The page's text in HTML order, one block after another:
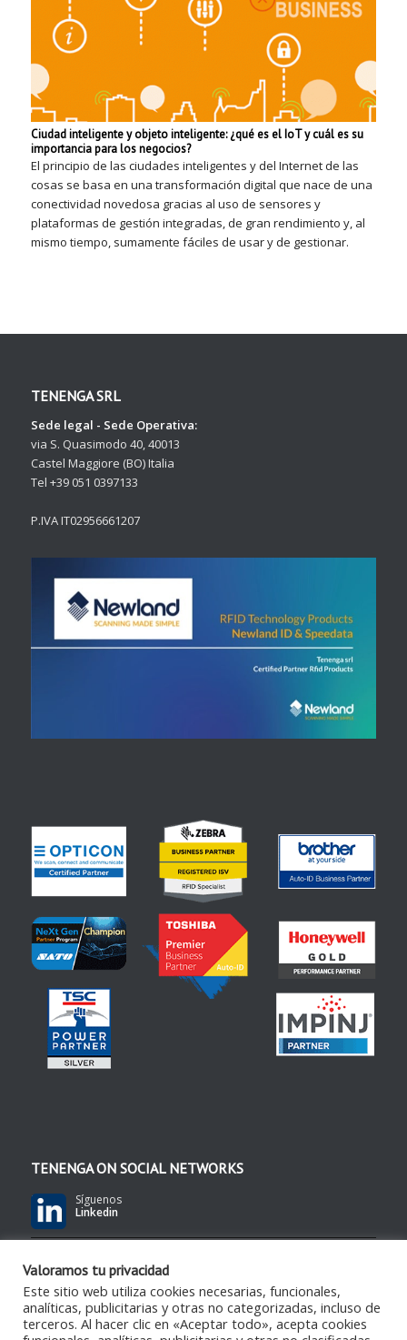
Ciudad inteligente y objeto inteligente: ¿qué es el IoT y cuál es su
importancia para los negocios?
El principio de las ciudades inteligentes y del Internet de las
cosas se basa en una transformación digital que nace de una
conectividad novedosa gracias al uso de sensores y
plataformas de gestión integradas, de gran rendimiento y, al
mismo tiempo, sumamente fáciles de usar y de gestionar.
TENENGA SRL
Sede legal - Sede Operativa:
via S. Quasimodo 40, 40013
Castel Maggiore (BO) Italia
Tel +39 051 0397133
P.IVA IT02956661207
TENENGA ON SOCIAL NETWORKS
Síguenos
Linkedin
Síguenos
YouTube
Síguenos
Valoramos tu privacidad
Este sitio web utiliza cookies necesarias, funcionales,
analíticas, publicitarias y otras no categorizadas, incluso de
terceros. Al hacer clic en «Aceptar todo», acepta cookies